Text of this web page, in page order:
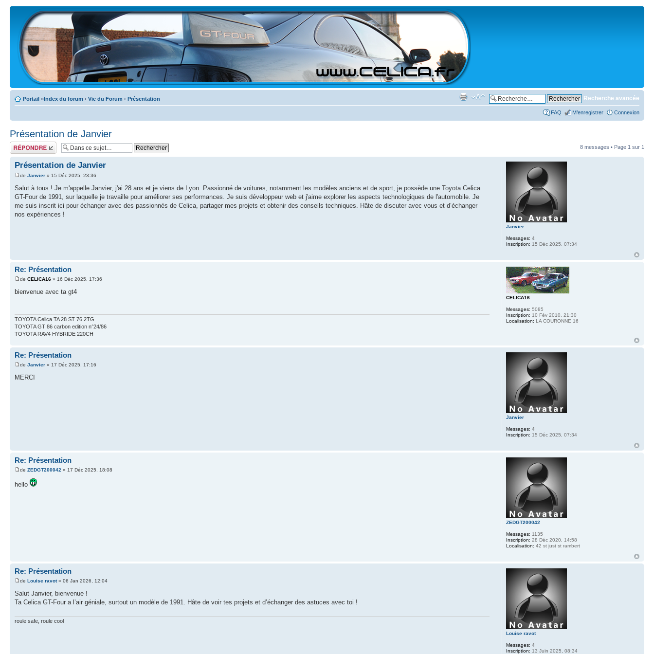
Portail »Index du forum ‹ Vie du Forum ‹ Présentation Recherche avancée
FAQ M’enregistrer Connexion
Présentation de Janvier
Écrire un
commentaire
8 messages • Page 1 sur 1
Présentation de Janvier
de Janvier » 15 Déc 2025, 23:36
Salut à tous ! Je m'appelle Janvier, j'ai 28 ans et je viens de Lyon. Passionné de voitures, notamment les modèles anciens et de sport, je possède une Toyota Celica
GT-Four de 1991, sur laquelle je travaille pour améliorer ses performances. Je suis développeur web et j'aime explorer les aspects technologiques de l'automobile. Je
me suis inscrit ici pour échanger avec des passionnés de Celica, partager mes projets et obtenir des conseils techniques. Hâte de discuter avec vous et d’échanger
nos expériences !
Janvier
Messages: 4
Inscription: 15 Déc 2025, 07:34
Re: Présentation
de CELICA16 » 16 Déc 2025, 17:36
bienvenue avec ta gt4
TOYOTA Celica TA 28 ST 76 2TG
TOYOTA GT 86 carbon edition n°24/86
TOYOTA RAV4 HYBRIDE 220CH
CELICA16
Messages: 5085
Inscription: 10 Fév 2010, 21:30
Localisation: LA COURONNE 16
Re: Présentation
de Janvier » 17 Déc 2025, 17:16
MERCI
Janvier
Messages: 4
Inscription: 15 Déc 2025, 07:34
Re: Présentation
de ZEDGT200042 » 17 Déc 2025, 18:08
hello
ZEDGT200042
Messages: 1135
Inscription: 28 Déc 2020, 14:58
Localisation: 42 st just st rambert
Re: Présentation
de Louise ravot» 06 Jan 2026, 12:04
Salut Janvier, bienvenue !
Ta Celica GT-Four a l’air géniale, surtout un modèle de 1991. Hâte de voir tes projets et d’échanger des astuces avec toi !
roule safe, roule cool
Louise ravot
Messages: 4
Inscription: 13 Juin 2025, 08:34